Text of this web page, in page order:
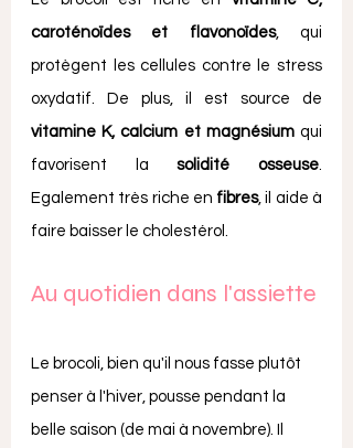
caroténoïdes et flavonoïdes, qui
protègent les cellules contre le stress
vitamine K, calcium et magnésium qui
favorisent la solidité osseuse
Egalement très riche en fibres, il aide à
faire baisser le cholestérol.
Au quotidien dans l'assiette
Le brocoli, bien qu'il nous fasse plutôt
penser à l'hiver, pousse pendant la
belle saison (de mai à novembre). Il